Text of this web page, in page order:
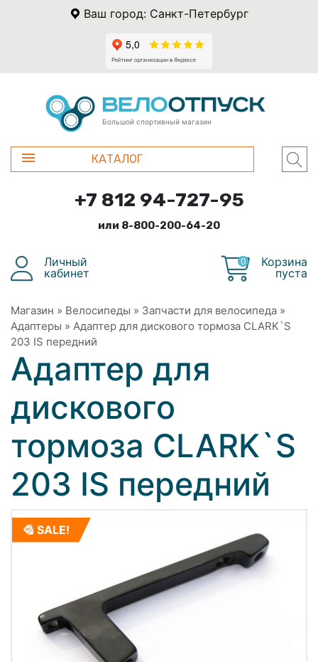
Ваш город: Санкт-Петербург
Большой спортивный магазин
КАТАЛОГ
+7 812 94-727-95
или 8-800-200-64-20
Личный
кабинет
0
Корзина
пуста
Магазин » Велосипеды » Запчасти для велосипеда »
Адаптеры » Адаптер для дискового тормоза CLARK`S
203 IS передний
Адаптер для
дискового
тормоза CLARK`S
203 IS передний
SALE!